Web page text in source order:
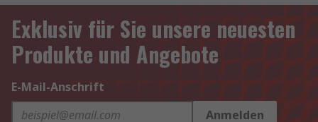
Exklusiv für Sie unsere neuesten
Produkte und Angebote
E-Mail-Anschrift
Anmelden